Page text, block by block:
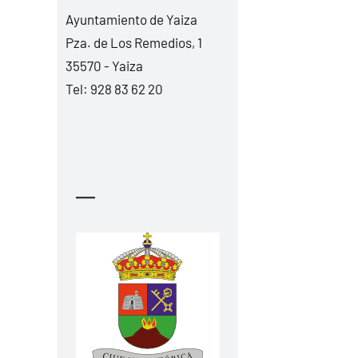
Ayuntamiento de Yaiza
Pza. de Los Remedios, 1
35570 - Yaiza
Tel: 928 83 62 20
—